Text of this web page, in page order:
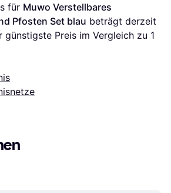
für Muwo Verstellbares
Pfosten Set blau
günstigste Preis im Vergleich zu 1